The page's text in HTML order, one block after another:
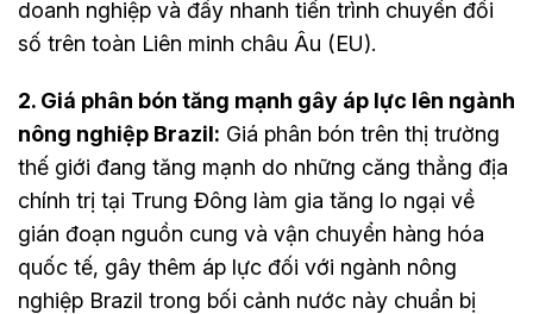
doanh nghiệp và đẩy nhanh tiến trình chuyển đổi
số trên toàn Liên minh châu Âu (EU).
2. Giá phân bón tăng mạnh gây áp lực lên ngành
nông nghiệp Brazil: Giá phân bón trên thị trường
thế giới đang tăng mạnh do những căng thẳng địa
chính trị tại Trung Đông làm gia tăng lo ngại về
gián đoạn nguồn cung và vận chuyển hàng hóa
quốc tế, gây thêm áp lực đối với ngành nông
nghiệp Brazil trong bối cảnh nước này chuẩn bị